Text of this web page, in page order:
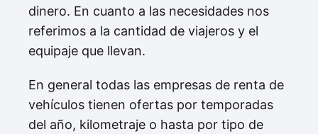
dinero. En cuanto a las necesidades nos
referimos a la cantidad de viajeros y el
equipaje que llevan.
En general todas las empresas de renta de
vehículos tienen ofertas por temporadas
del año, kilometraje o hasta por tipo de